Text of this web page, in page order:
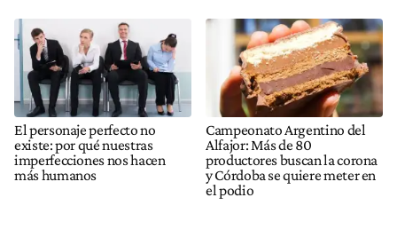
El personaje perfecto no
existe: por qué nuestras
imperfecciones nos hacen
más humanos
Campeonato Argentino del
Alfajor: Más de 80
productores buscan la corona
y Córdoba se quiere meter en
el podio